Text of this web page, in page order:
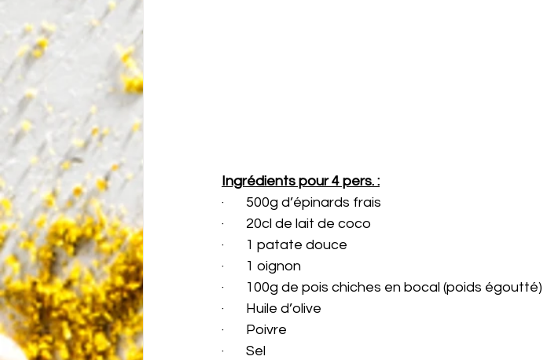
Ingrédients pour 4 pers. :
·       500g d’épinards frais
·       20cl de lait de coco
·       1 patate douce
·       1 oignon
·       100g de pois chiches en bocal (poids égoutté)
·       Huile d’olive
·       Poivre
·       Sel